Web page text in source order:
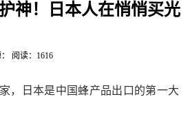
神！日本人在悄悄买光
阅读：1616
，日本是中国蜂产品出口的第一大